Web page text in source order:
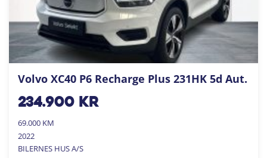
Volvo XC40 P6 Recharge Plus 231HK 5d Aut.
234.900kr
69.000 KM
2022
BILERNES HUS A/S